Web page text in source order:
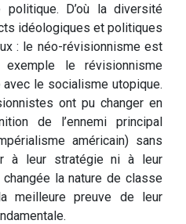
D’où la diversité
idéologiques et politiques
: le néo-révisionnisme est
le révisionnisme
le socialisme utopique.
ont pu changer en
de l’ennemi principal
américain) sans
à leur stratégie ni à leur
la nature de classe
meilleure preuve de leur